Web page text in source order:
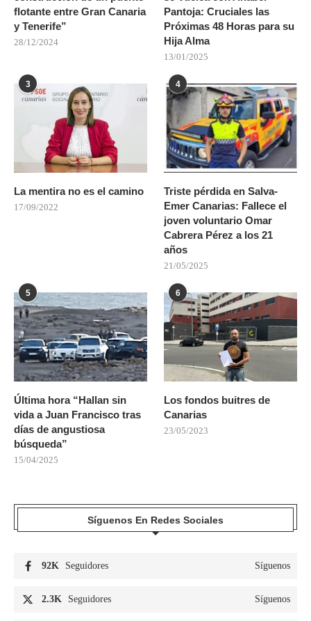
flotante entre Gran Canaria
y Tenerife”
28/12/2024
Pantoja: Cruciales las
Próximas 48 Horas para su
Hija Alma
13/01/2025
3
La mentira no es el camino
17/09/2022
4
Triste pérdida en Salva-
Emer Canarias: Fallece el
joven voluntario Omar
Cabrera Pérez a los 21
años
21/05/2025
5
Última hora “Hallan sin
vida a Juan Francisco tras
días de angustiosa
búsqueda”
15/04/2025
6
Los fondos buitres de
Canarias
23/05/2023
Síguenos En Redes Sociales
92K Seguidores Síguenos
2.3K Seguidores Síguenos